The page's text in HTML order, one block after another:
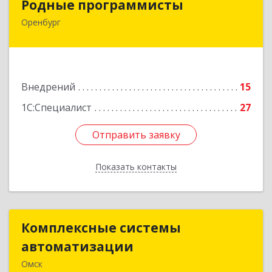
Родные программисты
Оренбург
Внедрений
15
1С:Специалист
27
Отправить заявку
Показать контакты
Отправить заявку
Назад
Комплексные системы
автоматизации
Омск
Комплексные системы